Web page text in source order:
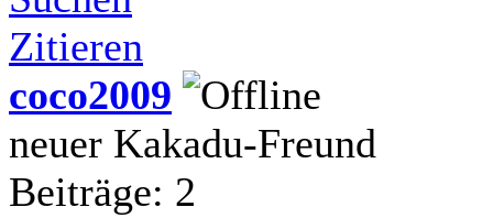
Zitieren
coco2009
neuer Kakadu-Freund
Beiträge: 2